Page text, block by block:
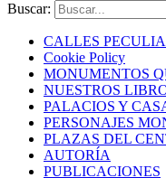
Buscar:
CALLES
Cookie Policy
MONUMENTOS
NUESTROS
PALACIOS Y
PERSONAJES
PLAZAS DEL
AUTORÍA
PUBLICACIONES